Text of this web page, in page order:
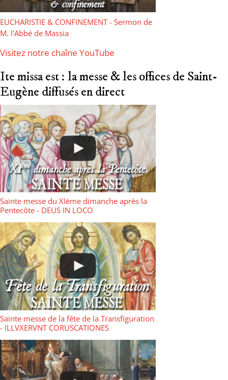
EUCHARISTIE & CONFINEMENT - Sermon de
M. l'Abbé de Massia
Visitez notre chaîne YouTube
Ite missa est : la messe & les offices de Saint-
Eugène diffusés en direct
Sainte messe du XIème dimanche après la
Pentecôte - DEUS IN LOCO
Sainte messe de la fête de la Transfiguration
- ILLVXERVNT CORUSCATIONES